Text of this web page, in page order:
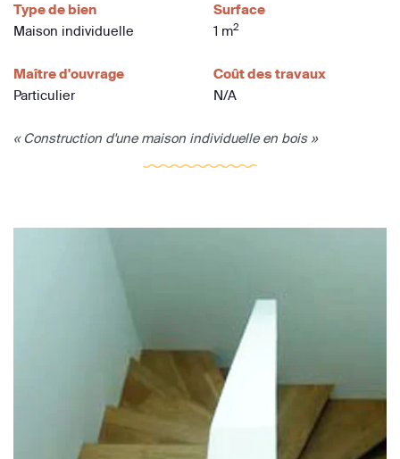
Type de bien
Maison individuelle
Surface
1 m2
Maître d'ouvrage
Particulier
Coût des travaux
N/A
« Construction d'une maison individuelle en bois »